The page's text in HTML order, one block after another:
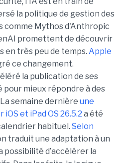
la politique de gestion des
comme Mythos d'Anthropic
promettent de découvrir
en très peu de temps. Apple
ce changement.
la publication de ses
pour mieux répondre à des
semaine dernière une
et iPad OS 26.5.2 a été
habituel. Selon
traduit une adaptation à un
possibilité d’accélérer la